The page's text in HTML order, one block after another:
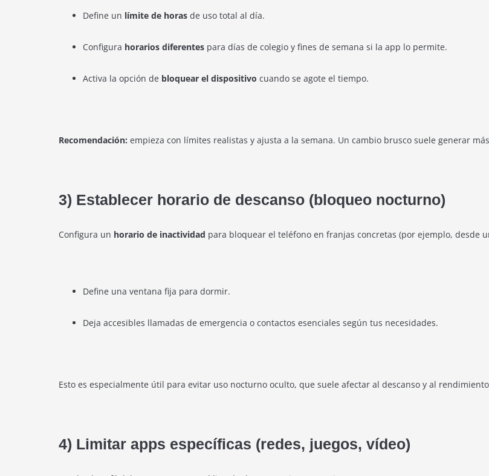
Define un límite de horas de uso total al día.
Configura horarios diferentes para días de colegio y fines de semana si la app lo permite.
Activa la opción de bloquear el dispositivo cuando se agote el tiempo.
Recomendación: empieza con límites realistas y ajusta a la semana. Un cambio brusco suele generar
3) Establecer horario de descanso (bloqueo nocturno)
Configura un horario de inactividad para bloquear el teléfono en franjas concretas (por ejemplo, desde
Define una ventana fija para dormir.
Deja accesibles llamadas de emergencia o contactos esenciales según tus necesidades.
Esto es especialmente útil para evitar uso nocturno oculto, que suele afectar al descanso y al
4) Limitar apps específicas (redes, juegos, vídeo)